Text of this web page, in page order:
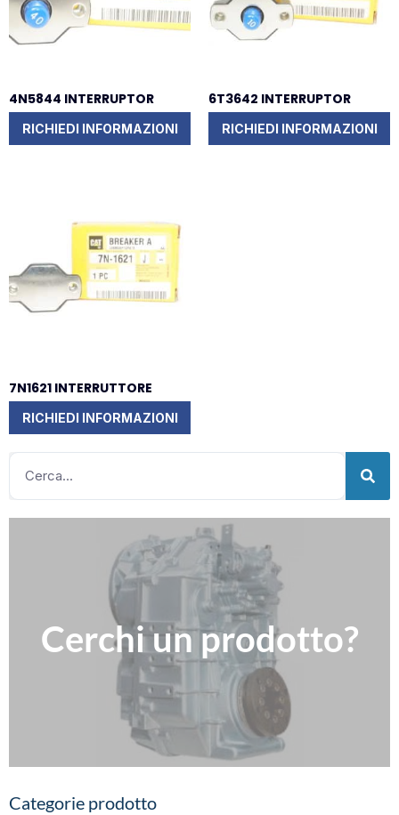
4N5844 INTERRUPTOR
RICHIEDI INFORMAZIONI
6T3642 INTERRUPTOR
RICHIEDI INFORMAZIONI
7N1621 INTERRUTTORE
RICHIEDI INFORMAZIONI
Cerchi un prodotto?
Contattaci
Compila il nostro modulo per richiedere informazioni
Clicca qui
Categorie prodotto